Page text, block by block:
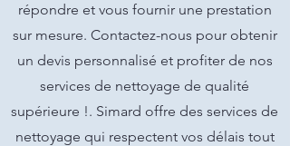
répondre et vous fournir une prestation
sur mesure. Contactez-nous pour obtenir
un devis personnalisé et profiter de nos
services de nettoyage de qualité
supérieure !. Simard offre des services de
nettoyage qui respectent vos délais tout